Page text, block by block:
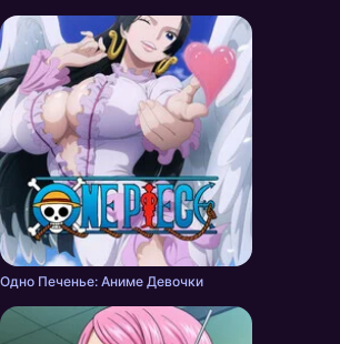
Одно Печенье: Аниме Девочки